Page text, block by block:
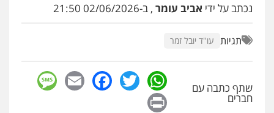
פלילי צבאי מעצרים וחקירות
עו"ד אלון קריטי
כלכלי אלימות סמים מעצרים
0525544654
נכתב על ידי אביב עומר , ב-02/06/2026 21:50
תגיות עו"ד יובל זמר
שתף כתבה עם
חברים
WhatsApp
Twitter
Facebook
Email